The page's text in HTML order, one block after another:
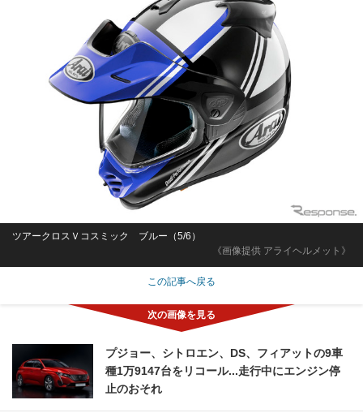
《画像提供 アライヘルメット》
ツアークロスＶコスミック ブルー（5/6）
この記事へ戻る
プジョー、シトロエン、DS、フィアットの9車
種1万9147台をリコール...走行中にエンジン停
止のおそれ